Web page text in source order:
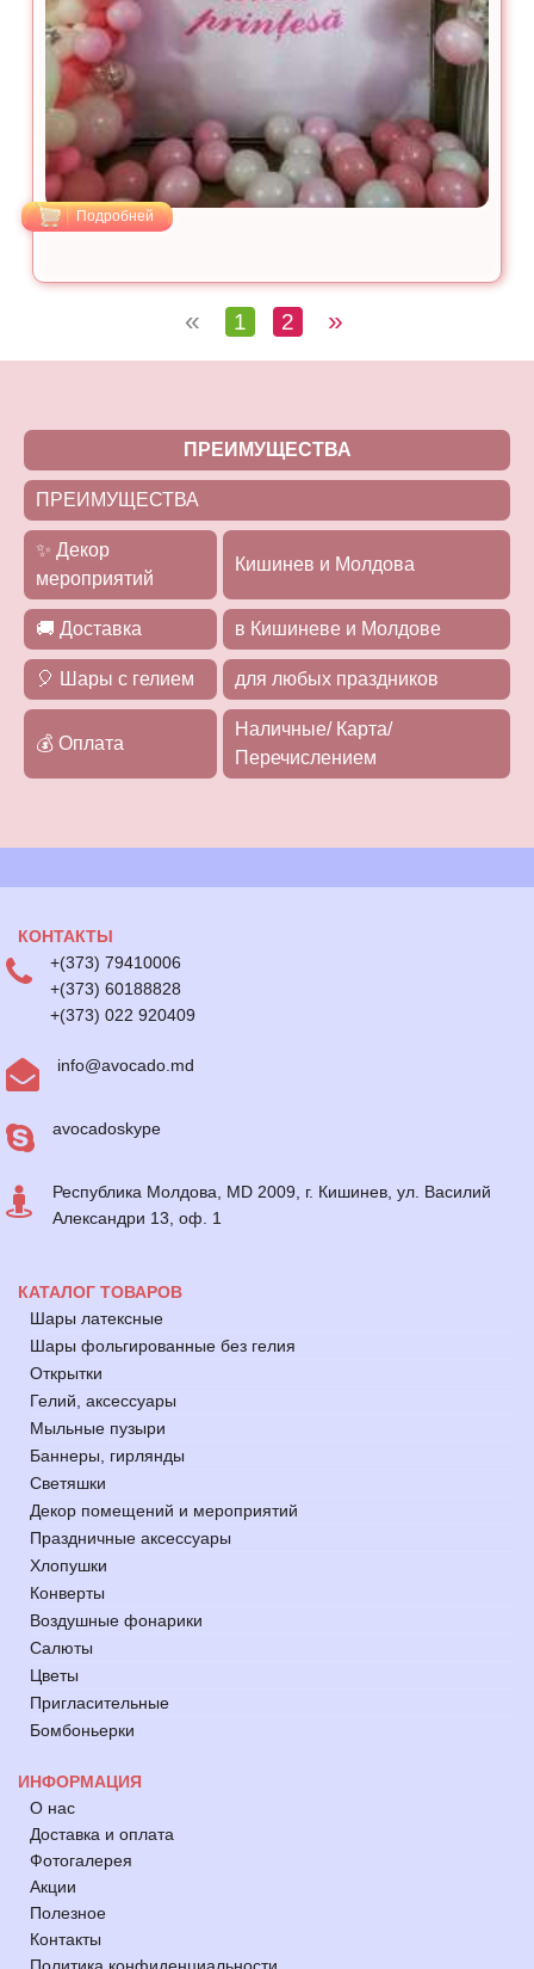
Подробней
« 1 2 »
ПРЕИМУЩЕСТВА
ПРЕИМУЩЕСТВА
✨ Декор
мероприятий
Кишинев и Молдова
🚚 Доставка в Кишиневе и Молдове
🎈 Шары с гелием для любых праздников
💰 Оплата
Наличные/ Карта/
Перечислением
КОНТАКТЫ
+(373) 79410006
+(373) 60188828
+(373) 022 920409
info@avocado.md
avocadoskype
Республика Молдова, MD 2009, г. Кишинев, ул. Василий
Александри 13, оф. 1
КАТАЛОГ ТОВАРОВ
Шары латексные
Шары фольгированные без гелия
Открытки
Гелий, аксессуары
Мыльные пузыри
Баннеры, гирлянды
Светяшки
Декор помещений и мероприятий
Праздничные аксессуары
Хлопушки
Конверты
Воздушные фонарики
Салюты
Цветы
Пригласительные
Бомбоньерки
ИНФОРМАЦИЯ
О нас
Доставка и оплата
Фотогалерея
Акции
Полезное
Контакты